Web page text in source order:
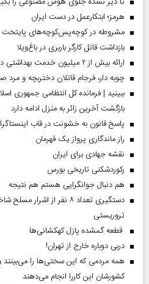
هرمز؛ ابتکارعمل در دست ایران
مشروطه در کوچه‌پس‌کوچه‌های پایتخت
بازداشت قاتل کارگر باربری در باغ‌ویلا
ارائه بیش از ۲ میلیون خدمت بهداشتی در اربعین حسینی
چوبه دار، فرجام قاتلان دختربچه و مرد
ببینید | فرمانده کل انتظامی جمهوری
بازگشت آخرین زائر به منزل ادامه دارد
پاسخ قانون به خشونت در قاب
راز ماندگاری پرواز یک قهرمان
نقشه جهادی برای ایران
رکوردشکنی تاریخی بورس
هم دنبال جوانگرایی هستم هم نتیجه
دستگیری تعداد ۸ نفر از
تروریستی
قطعه گمشده پازل کهکشانی‌ها
دربی دوباره خارج از تهران!
همه مردمی که این سختی‌ها را می‌بینند
کشورشان این کاررا انجام می‌دهند